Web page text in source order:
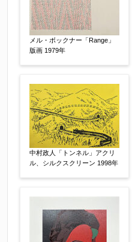
限定番号 【任意】
制作年 【任意】
売却希望時期 【任意】
すぐに売りたい
その他
他社様の査定価格
会社名：
メル・ボックナー「Range」
版画 1979年
中村政人「トンネル」アクリ
ル、シルクスクリーン 1998年